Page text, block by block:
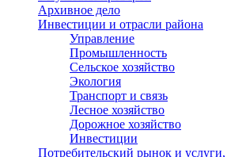
Архивное дело
Инвестиции и отрасли района
Управление
Промышленность
Сельское хозяйство
Экология
Транспорт и связь
Лесное хозяйство
Дорожное хозяйство
Инвестиции
Потребительский рынок и услуги,